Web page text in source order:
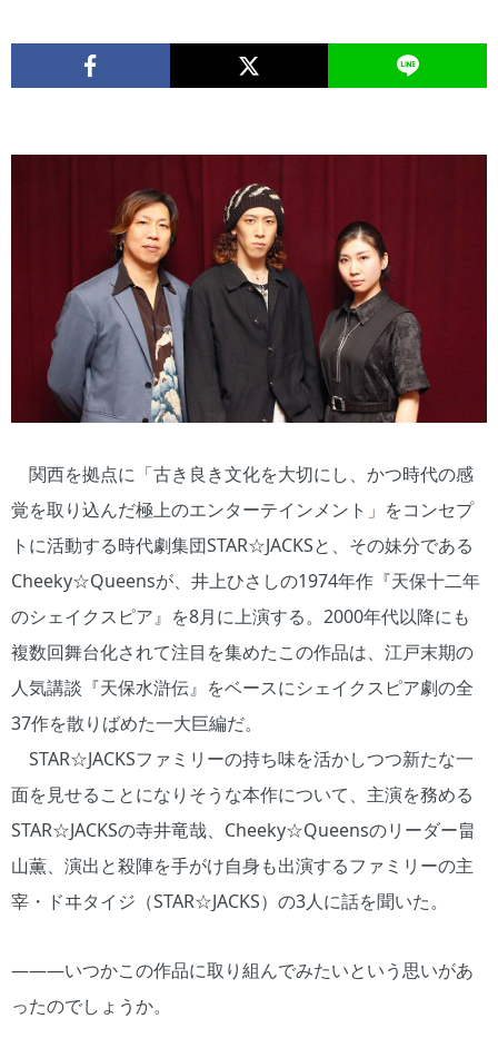
関西を拠点に「古き良き文化を大切にし、かつ時代の感
覚を取り込んだ極上のエンターテインメント」をコンセプ
トに活動する時代劇集団STAR☆JACKSと、その妹分である
Cheeky☆Queensが、井上ひさしの1974年作『天保十二年
のシェイクスピア』を8月に上演する。2000年代以降にも
複数回舞台化されて注目を集めたこの作品は、江戸末期の
人気講談『天保水滸伝』をベースにシェイクスピア劇の全
37作を散りばめた一大巨編だ。
STAR☆JACKSファミリーの持ち味を活かしつつ新たな一
面を見せることになりそうな本作について、主演を務める
STAR☆JACKSの寺井竜哉、Cheeky☆Queensのリーダー畠
山薫、演出と殺陣を手がけ自身も出演するファミリーの主
宰・ドヰタイジ（STAR☆JACKS）の3人に話を聞いた。
―――いつかこの作品に取り組んでみたいという思いがあ
ったのでしょうか。